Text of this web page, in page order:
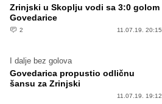
Zrinjski u Skoplju vodi sa 3:0 golom
Govedarice
2 11.07.19. 20:15
I dalje bez golova
Govedarica propustio odličnu
šansu za Zrinjski
11.07.19. 19:12